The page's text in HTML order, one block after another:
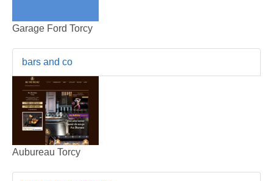
Garage Ford Torcy
bars and co
Aubureau Torcy